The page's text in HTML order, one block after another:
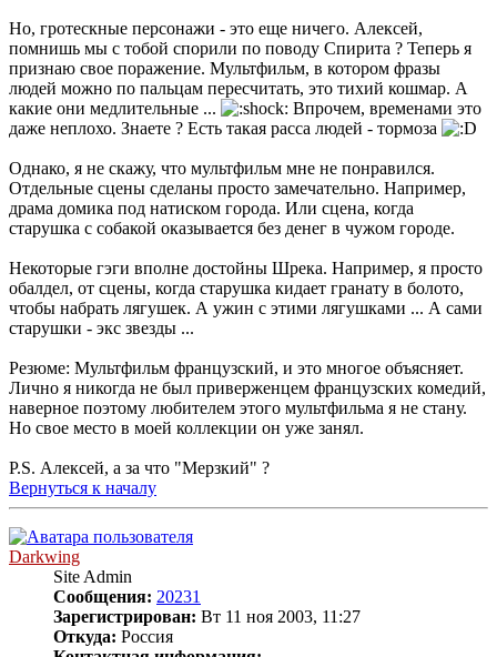
Но, гротескные персонажи - это еще ничего. Алексей,
помнишь мы с тобой спорили по поводу Спирита ? Теперь я
признаю свое поражение. Мультфильм, в котором фразы
людей можно по пальцам пересчитать, это тихий кошмар. А
какие они медлительные ...
Впрочем, временами это
даже неплохо. Знаете ? Есть такая расса людей - тормоза
Однако, я не скажу, что мультфильм мне не понравился.
Отдельные сцены сделаны просто замечательно. Например,
драма домика под натиском города. Или сцена, когда
старушка с собакой оказывается без денег в чужом городе.
Некоторые гэги вполне достойны Шрека. Например, я просто
обалдел, от сцены, когда старушка кидает гранату в болото,
чтобы набрать лягушек. А ужин с этими лягушками ... А сами
старушки - экс звезды ...
Резюме: Мультфильм французский, и это многое объясняет.
Лично я никогда не был приверженцем французских комедий,
наверное поэтому любителем этого мультфильма я не стану.
Но свое место в моей коллекции он уже занял.
P.S. Алексей, а за что "Мерзкий" ?
Вернуться к началу
Darkwing
Site Admin
Сообщения: 20231
Зарегистрирован: Вт 11 ноя 2003, 11:27
Откуда: Россия